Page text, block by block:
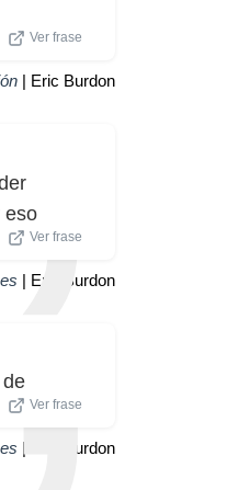
Ver frase
| Eric Burdon
eso
Ver frase
| Eric Burdon
Ver frase
| Eric Burdon